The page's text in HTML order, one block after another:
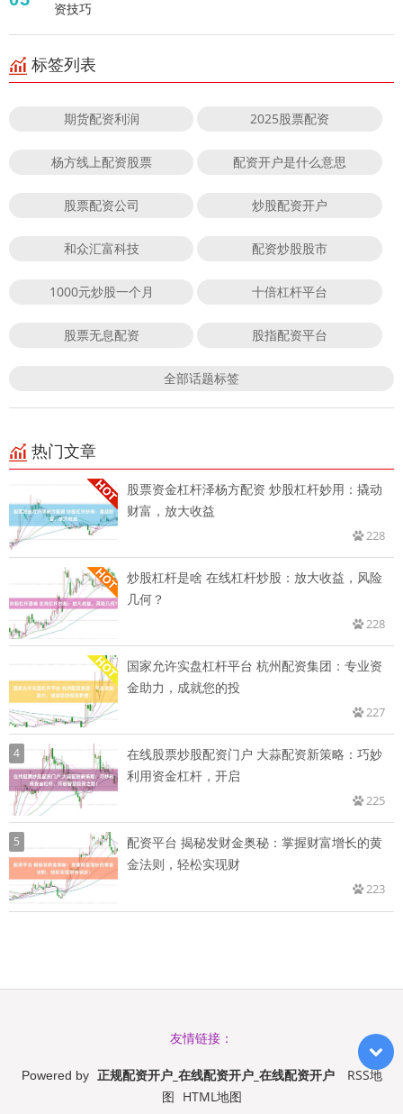
资技巧
标签列表
期货配资利润 2025股票配资
杨方线上配资股票 配资开户是什么意思
股票配资公司 炒股配资开户
和众汇富科技 配资炒股股市
1000元炒股一个月 十倍杠杆平台
股票无息配资 股指配资平台
全部话题标签
热门文章
股票资金杠杆泽杨方配资 炒股杠杆妙用：撬动
财富，放大收益
228
炒股杠杆是啥 在线杠杆炒股：放大收益，风险
几何？
228
国家允许实盘杠杆平台 杭州配资集团：专业资
金助力，成就您的投
227
4
在线股票炒股配资门户 大蒜配资新策略：巧妙
利用资金杠杆，开启
225
5
配资平台 揭秘发财金奥秘：掌握财富增长的黄
金法则，轻松实现财
223
友情链接：
Powered by 正规配资开户_在线配资开户_在线配资开户
RSS地
图 HTML地图